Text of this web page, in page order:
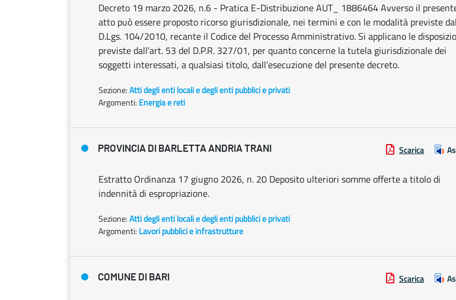
Decreto 19 marzo 2026, n.6 - Pratica E-Distribuzione AUT_ 1886464 Avverso il
atto può essere proposto ricorso giurisdizionale, nei termini e con le modalità previste dal
D.Lgs. 104/2010, recante il Codice del Processo Amministrativo. Si applicano le
previste dall’art. 53 del D.P.R. 327/01, per quanto concerne la tutela giurisdizionale dei
soggetti interessati, a qualsiasi titolo, dall’esecuzione del presente decreto.
Sezione:Atti degli enti locali e degli enti pubblici e privati
Argomenti: Energia e reti
PROVINCIA DI BARLETTA ANDRIA TRANI Scarica
Estratto Ordinanza 17 giugno 2026, n. 20 Deposito ulteriori somme offerte a titolo di
indennità di espropriazione.
Sezione:Atti degli enti locali e degli enti pubblici e privati
Argomenti: Lavori pubblici e infrastrutture
COMUNE DI BARI Scarica